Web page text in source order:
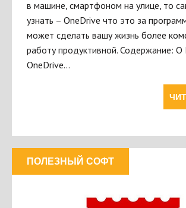
в машине, смартфоном на улице, то
узнать – OneDrive что это за
может сделать вашу жизнь более
работу продуктивной. Содержание:
OneDrive…
ПОЛЕЗНЫЙ СОФТ